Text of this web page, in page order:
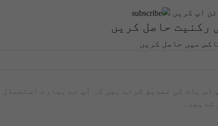
اپ کریں
رکنیت حاصل کریں
میں حاصل کریں
اس بات کی تصدیق کرتے ہیں کہ آپ نے ہمارے
ہیں۔